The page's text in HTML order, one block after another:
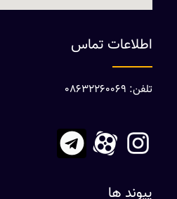
اطلاعات تماس
تلفن: 08632260069
پیوند ها